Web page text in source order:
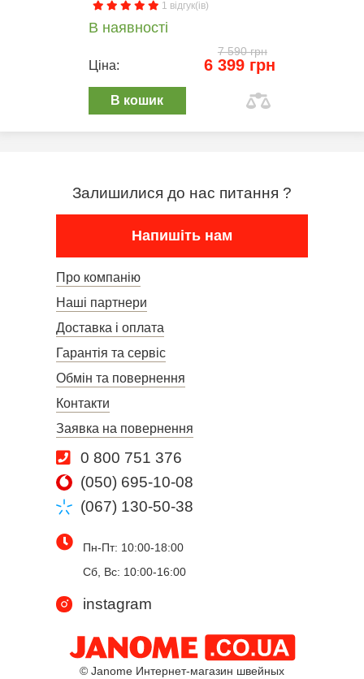
1 відгук(ів)
В наявності
7 590 грн
Ціна: 6 399 грн
В кошик
Залишилися до нас питання ?
Напишіть нам
Про компанію
Наші партнери
Доставка і оплата
Гарантія та сервіс
Обмін та повернення
Контакти
Заявка на повернення
0 800 751 376
(050) 695-10-08
(067) 130-50-38
Пн-Пт: 10:00-18:00
Сб, Вс: 10:00-16:00
instagram
© Janome Интернет-магазин швейных